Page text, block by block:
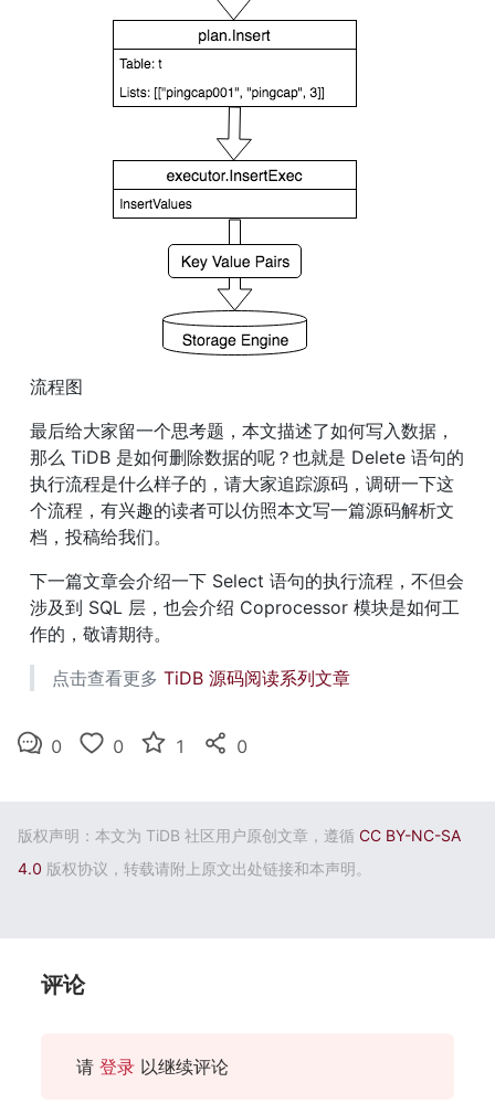
流程图
最后给大家留一个思考题，本文描述了如何写入数据，
那么 TiDB 是如何删除数据的呢？也就是 Delete 语句的
执行流程是什么样子的，请大家追踪源码，调研一下这
个流程，有兴趣的读者可以仿照本文写一篇源码解析文
档，投稿给我们。
下一篇文章会介绍一下 Select 语句的执行流程，不但会
涉及到 SQL 层，也会介绍 Coprocessor 模块是如何工
作的，敬请期待。
点击查看更多 TiDB 源码阅读系列文章
0 0 1 0
版权声明：本文为 TiDB 社区用户原创文章，遵循 CC BY-NC-SA
4.0 版权协议，转载请附上原文出处链接和本声明。
评论
请 登录 以继续评论